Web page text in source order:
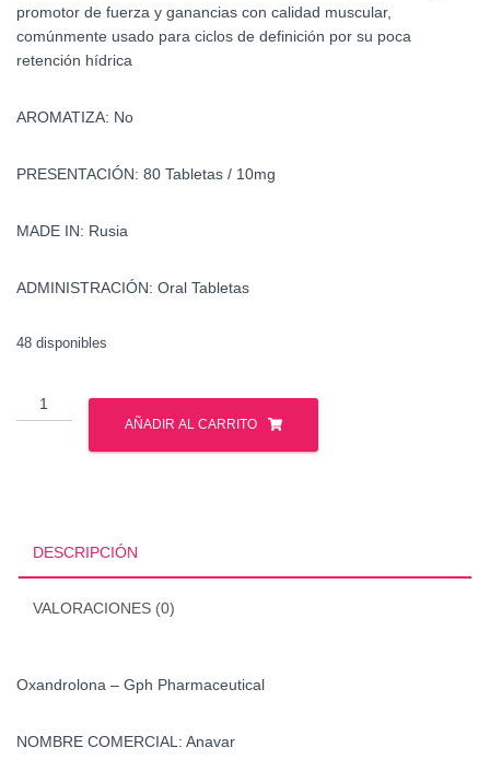
promotor de fuerza y ganancias con calidad muscular,
comúnmente usado para ciclos de definición por su poca
retención hídrica
AROMATIZA: No
PRESENTACIÓN: 80 Tabletas / 10mg
MADE IN: Rusia
ADMINISTRACIÓN: Oral Tabletas
48 disponibles
Oxandrolona
-
AÑADIR AL CARRITO
DESCRIPCIÓN
VALORACIONES (0)
Oxandrolona – Gph Pharmaceutical
NOMBRE COMERCIAL: Anavar